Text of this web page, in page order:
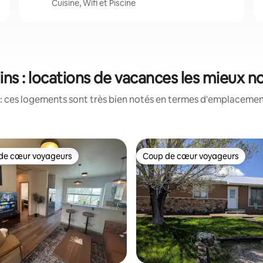
Cuisine, Wifi et Piscine
: locations de vacances les mieux
ces logements sont très bien notés en termes
cœur voyageurs les plus appréciés
cœur voyageurs Coup de cœur voyageurs
Coup de cœur voyageurs